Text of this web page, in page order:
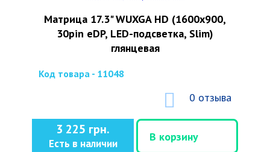
Матрица 17.3" WUXGA HD (1600x900,
30pin eDP, LED-подсветка, Slim)
глянцевая
Код товара - 11048
0 отзыва
3 225 грн.
Есть в наличии
В корзину